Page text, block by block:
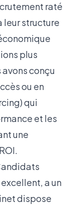
raté
leur structure
plus
conçu
ou en
qui
et les
une
a un
dispose